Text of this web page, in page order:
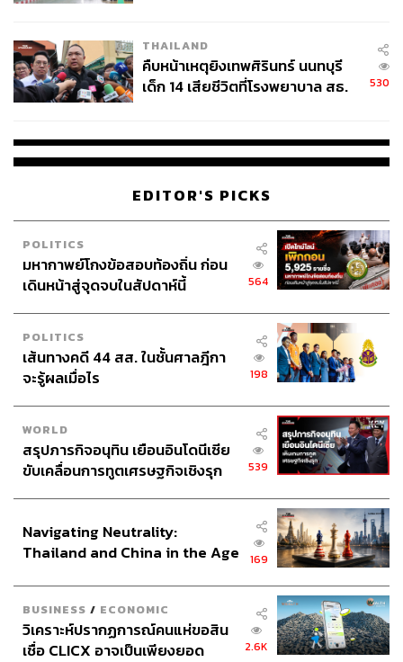
THAILAND
คืบหน้าเหตุยิงเทพศิรินทร์ นนทบุรี
เด็ก 14 เสียชีวิตที่โรงพยาบาล สธ.
530
EDITOR'S PICKS
POLITICS
มหากาพย์โกงข้อสอบท้องถิ่น ก่อน
เดินหน้าสู่จุดจบในสัปดาห์นี้
564
POLITICS
เส้นทางคดี 44 สส. ในชั้นศาลฎีกา
จะรู้ผลเมื่อไร
198
WORLD
สรุปภารกิจอนุทิน เยือนอินโดนีเซีย
ขับเคลื่อนการทูตเศรษฐกิจเชิงรุก
539
Navigating Neutrality:
Thailand and China in the Age
169
BUSINESS / ECONOMIC
วิเคราะห์ปรากฏการณ์คนแห่ขอสิน
เชื่อ CLICX อาจเป็นเพียงยอด
2.6K